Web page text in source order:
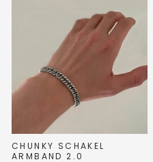
CHUNKY SCHAKEL
ARMBAND 2.0